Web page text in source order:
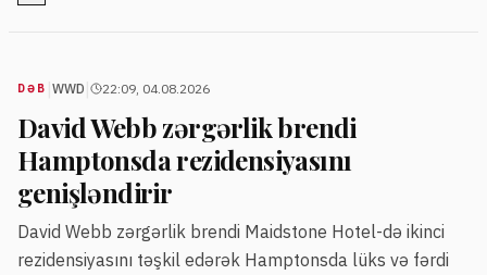
DƏB WWD 22:09, 04.08.2026
David Webb zərgərlik brendi
Hamptonsda rezidensiyasını
genişləndirir
David Webb zərgərlik brendi Maidstone Hotel-də ikinci
rezidensiyasını təşkil edərək Hamptonsda lüks və fərdi